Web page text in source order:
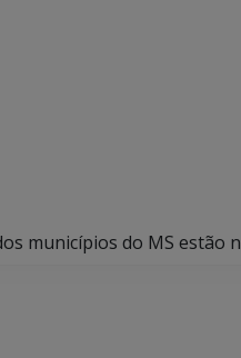
municípios do MS estão